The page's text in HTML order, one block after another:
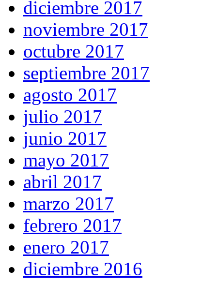
diciembre 2017
noviembre 2017
octubre 2017
septiembre 2017
agosto 2017
julio 2017
junio 2017
mayo 2017
abril 2017
marzo 2017
febrero 2017
enero 2017
diciembre 2016